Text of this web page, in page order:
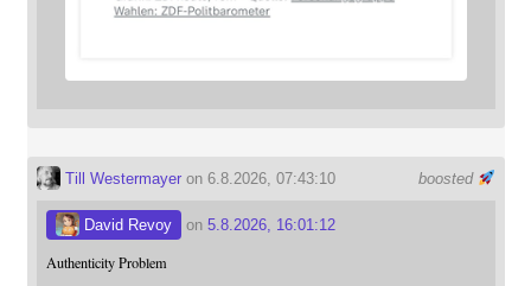
boosted
Till Westermayeron 6.8.2026, 07:43:10
David Revoy on 5.8.2026, 16:01:12
Authenticity Problem